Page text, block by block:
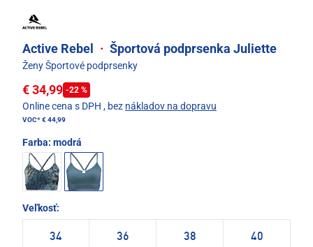
Active Rebel · Športová podprsenka Juliette
Ženy Športové podprsenky
€ 34,99 -22 %
Online cena s DPH , bez nákladov na dopravu
VOC*€ 44,99
Farba: modrá
Veľkosť:
34 36 38 40